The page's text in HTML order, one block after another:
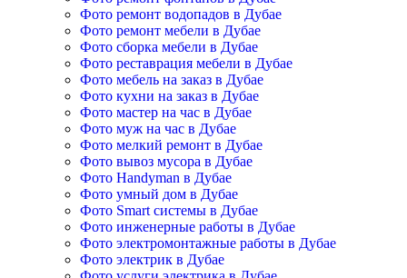
Фото ремонт водопадов в Дубае
Фото ремонт мебели в Дубае
Фото сборка мебели в Дубае
Фото реставрация мебели в Дубае
Фото мебель на заказ в Дубае
Фото кухни на заказ в Дубае
Фото мастер на час в Дубае
Фото муж на час в Дубае
Фото мелкий ремонт в Дубае
Фото вывоз мусора в Дубае
Фото Handyman в Дубае
Фото умный дом в Дубае
Фото Smart системы в Дубае
Фото инженерные работы в Дубае
Фото электромонтажные работы в Дубае
Фото электрик в Дубае